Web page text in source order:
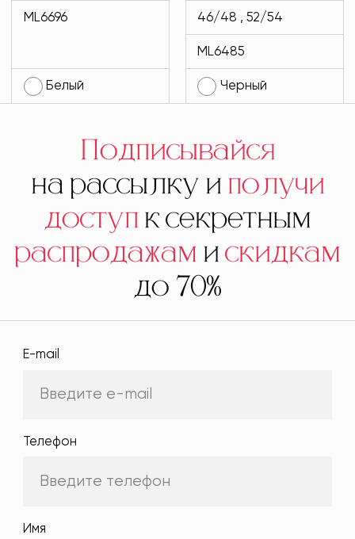
MODLAV ML6696-
ML6696
Белый
черного цвета
MODLAV ML6485-
13
46/48 , 52/54
ML6485
Черный
Подписывайся
на рассылку иполучи
доступк секретным
распродажамискидкам
до 70%
E-mail
Телефон
Имя